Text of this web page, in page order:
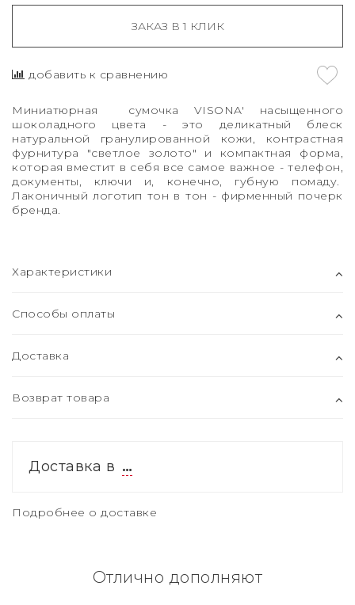
ЗАКАЗ В 1 КЛИК
добавить к сравнению
Миниатюрная сумочка VISONA' насыщенного
шоколадного цвета - это деликатный блеск
натуральной гранулированной кожи, контрастная
фурнитура "светлое золото" и компактная форма,
которая вместит в себя все самое важное - телефон,
документы, ключи и, конечно, губную помаду.
Лаконичный логотип тон в тон - фирменный почерк
бренда.
Характеристики
Способы оплаты
Доставка
Возврат товара
Доставка в …
Подробнее о доставке
Отлично дополняют